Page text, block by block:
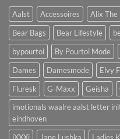
Aalst Accessoires Alix The
Bear Bags
Bear Lifestyle
bypourtoi
By Pourtoi Mode
Dames
Damesmode Elvy
Fluresk
G-Maxx Geisha
imotionals waalre aalst letter
eindhoven